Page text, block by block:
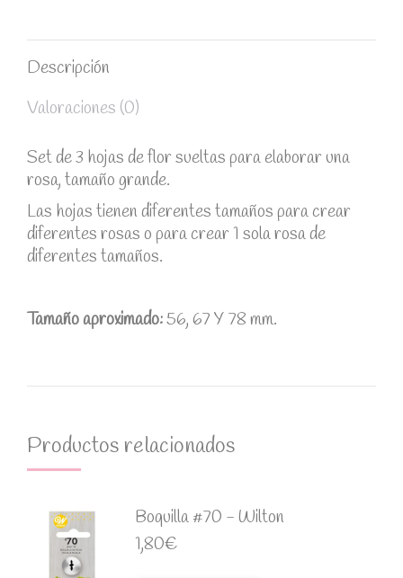
Descripción
Valoraciones (0)
Set de 3 hojas de flor sueltas para elaborar una
rosa, tamaño grande.
Las hojas tienen diferentes tamaños para crear
diferentes rosas o para crear 1 sola rosa de
diferentes tamaños.
Tamaño aproximado:56, 67 Y 78 mm.
Productos relacionados
Boquilla #70 - Wilton
1,80€